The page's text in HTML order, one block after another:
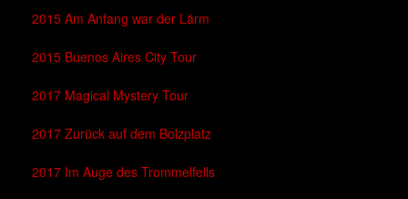
2015 Am Anfang war der Lärm
2015 Buenos Aires City Tour
2017 Magical Mystery Tour
2017 Zurück auf dem Bolzplatz
2017 Im Auge des Trommelfells